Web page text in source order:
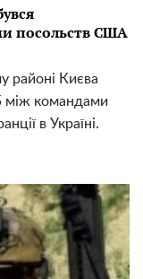
посольств США
районі Києва
між командами
в Україні.